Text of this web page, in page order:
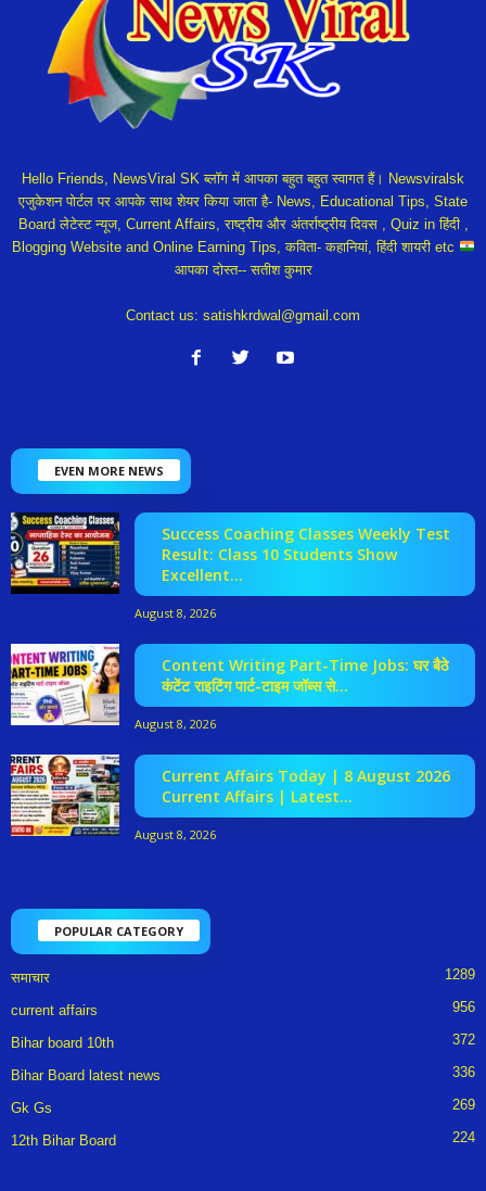
Hello Friends, NewsViral SK ब्लॉग में आपका बहुत बहुत स्वागत हैं। Newsviralsk
एजुकेशन पोर्टल पर आपके साथ शेयर किया जाता है- News, Educational Tips, State
Board लेटेस्ट न्यूज, Current Affairs, राष्ट्रीय और अंतर्राष्ट्रीय दिवस , Quiz in हिंदी ,
Blogging Website and Online Earning Tips, कविता- कहानियां, हिंदी शायरी etc
आपका दोस्त-- सतीश कुमार
Contact us: satishkrdwal@gmail.com
EVEN MORE NEWS
Success Coaching Classes Weekly Test
Result: Class 10 Students Show
Excellent...
August 8, 2026
Content Writing Part-Time Jobs: घर बैठे
कंटेंट राइटिंग पार्ट-टाइम जॉब्स से...
August 8, 2026
Current Affairs Today | 8 August 2026
Current Affairs | Latest...
August 8, 2026
POPULAR CATEGORY
समाचार 1289
current affairs 956
Bihar board 10th 372
Bihar Board latest news 336
Gk Gs 269
12th Bihar Board 224